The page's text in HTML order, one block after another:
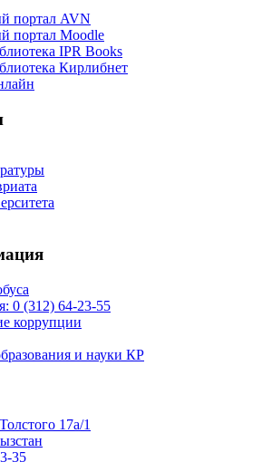
портал AVN
портал Moodle
IPR Books
Кирлибнет
0 (312) 64-23-55
коррупции
и науки КР
17а/1
35